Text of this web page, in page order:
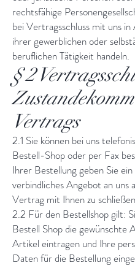
rechtsfähige
bei Vertragsschluss mit uns in
ihrer gewerblichen oder
beruflichen Tätigkeit handeln.
§ 2
Vertrags
2.1 Sie können bei uns
Bestell-Shop oder per Fax
Ihrer Bestellung geben Sie ein
verbindliches Angebot an uns
Vertrag mit Ihnen zu
2.2 Für den Bestellshop gilt:
Bestell Shop die gewünschte
Artikel eintragen und Ihre
Daten für die Bestellung